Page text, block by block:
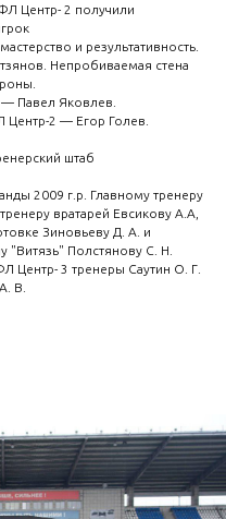
Центр- 2 получили
и результативность.
Непробиваемая стена
— Павел Яковлев.
Центр-2 — Егор Голев.
штаб
2009 г.р. Главному тренеру
вратарей Евсикову А.А,
Зиновьеву Д. А. и
"Витязь" Полстянову С. Н.
Центр- 3 тренеры Саутин О. Г.
В.